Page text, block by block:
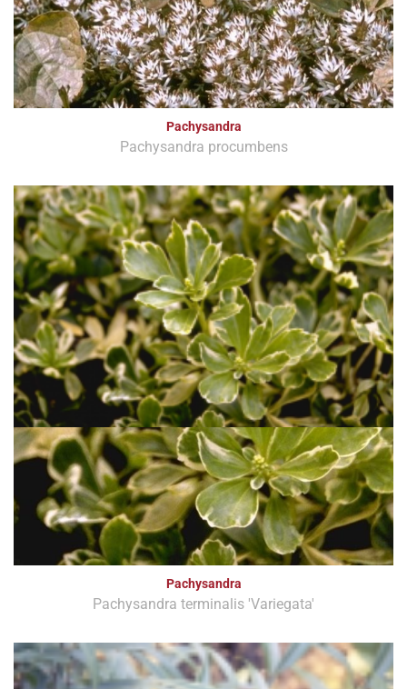
Pachysandra
Pachysandra procumbens
Pachysandra
Pachysandra terminalis 'Variegata'